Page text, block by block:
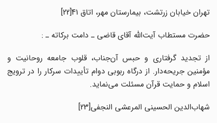
تهران خیابان زرتشت، بیمارستان مهر، اتاق 41 [22]
حضرت مستطاب آیت‌الله آقای قاضی ـ دامت برکاته ـ :
از تجدید گرفتاری و حبس آن‌جناب، قلوب جامعه روحانیت و
مؤمنین جریحه‌دار. از درگاه ربوبی دوام تأییدات سرکار را در ترویج
اسلام و حمایت قرآن مسئلت می‌نماید.
شهاب‌الدین الحسینی المرعشی النجفی[23]